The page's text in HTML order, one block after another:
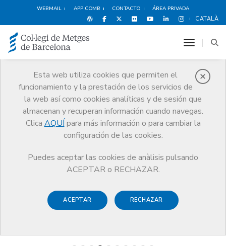
WEBMAIL APP COMB CONTACTO ÁREA PRIVADA
CATALÀ
Esta web utiliza cookies que permiten el
funcionamiento y la prestación de los servicios de
la web así como cookies analíticas y de sesión que
almacenan y recuperan información cuando navegas.
Clica AQUÍ para más información o para cambiar la
configuración de las cookies.
Puedes aceptar las cookies de anàlisis pulsando
ACEPTAR o RECHAZAR.
ACEPTAR RECHAZAR
toggle
Ventajas y
descuentos
Servicios Otros servicios
Ventajas y descuentos
Formación Personal
Memorias Ediciones